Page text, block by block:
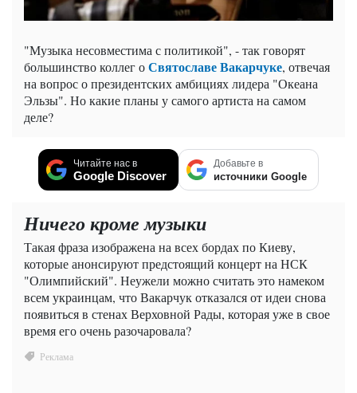
"Музыка несовместима с политикой", - так говорят
большинство коллег оСвятославе Вакарчуке, отвечая
на вопрос о президентских амбициях лидера "Океана
Эльзы". Но какие планы у самого артиста на самом
деле?
Читайте нас в
Google Discover
Добавьте в
источники Google
Ничего кроме музыки
Такая фраза изображена на всех бордах по Киеву,
которые анонсируют предстоящий концерт на НСК
"Олимпийский". Неужели можно считать это намеком
всем украинцам, что Вакарчук отказался от идеи снова
появиться в стенах Верховной Рады, которая уже в свое
время его очень разочаровала?